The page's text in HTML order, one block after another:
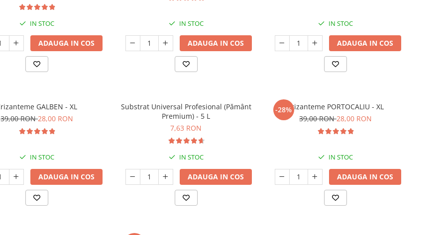
IN STOC
ADAUGA IN COS
IN STOC
ADAUGA IN COS
IN STOC
ADAUGA IN COS
GALBEN - XL
39,00 RON28,00 RON
IN STOC
ADAUGA IN COS
Substrat Universal Profesional (Pământ
Premium) - 5 L
7,63 RON
IN STOC
ADAUGA IN COS
-28%Crizanteme PORTOCALIU - XL
39,00 RON28,00 RON
IN STOC
ADAUGA IN COS